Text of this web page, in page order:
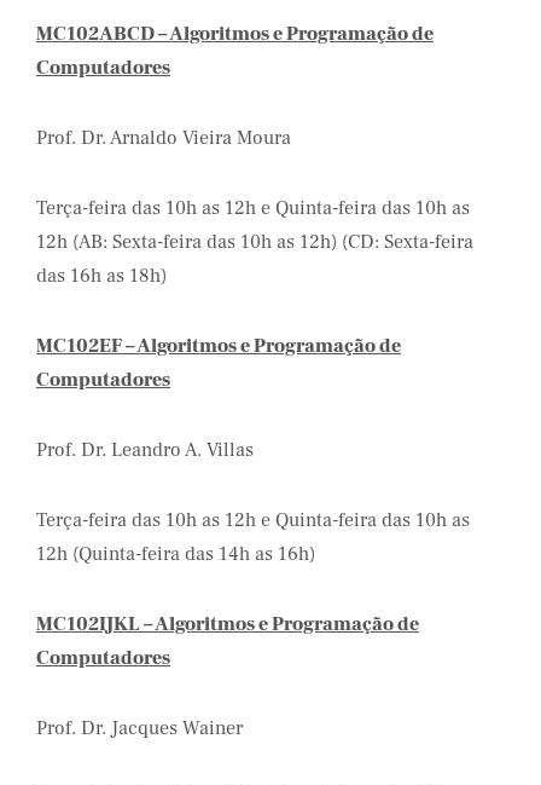
MC102ABCD – Algoritmos e Programação de
Computadores
Prof. Dr. Arnaldo Vieira Moura
Terça-feira das 10h as 12h e Quinta-feira das 10h as
12h (AB: Sexta-feira das 10h as 12h) (CD: Sexta-feira
das 16h as 18h)
MC102EF – Algoritmos e Programação de
Computadores
Prof. Dr. Leandro A. Villas
Terça-feira das 10h as 12h e Quinta-feira das 10h as
12h (Quinta-feira das 14h as 16h)
MC102IJKL – Algoritmos e Programação de
Computadores
Prof. Dr. Jacques Wainer